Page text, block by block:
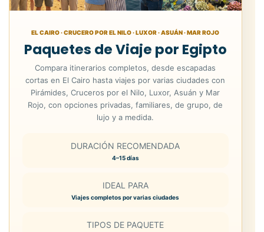
EL CAIRO · CRUCERO POR EL NILO · LUXOR · ASUÁN · MAR ROJO
Paquetes de Viaje por Egipto
Compara itinerarios completos, desde escapadas
cortas en El Cairo hasta viajes por varias ciudades con
Pirámides, Cruceros por el Nilo, Luxor, Asuán y Mar
Rojo, con opciones privadas, familiares, de grupo, de
lujo y a medida.
DURACIÓN RECOMENDADA
4–15 días
IDEAL PARA
Viajes completos por varias ciudades
TIPOS DE PAQUETE